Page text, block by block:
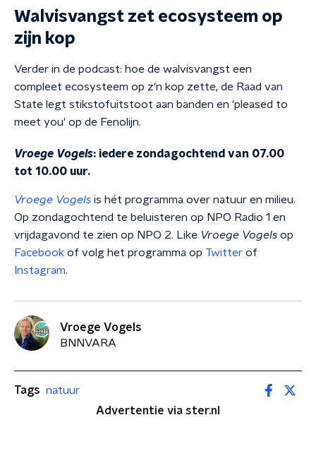
Walvisvangst zet ecosysteem op
zijn kop
Verder in de podcast: hoe de walvisvangst een
compleet ecosysteem op z'n kop zette, de Raad van
State legt stikstofuitstoot aan banden en 'pleased to
meet you' op de Fenolijn.
Vroege Vogels: iedere zondagochtend van 07.00
tot 10.00 uur.
Vroege Vogels is hét programma over natuur en milieu.
Op zondagochtend te beluisteren op NPO Radio 1 en
vrijdagavond te zien op NPO 2. Like Vroege Vogels op
Facebook of volg het programma op Twitter of
Instagram.
Vroege Vogels
BNNVARA
Tags natuur
Advertentie via ster.nl